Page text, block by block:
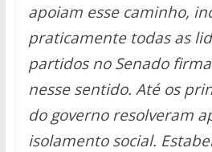
apoiam esse caminho,
praticamente todas as
partidos no Senado
nesse sentido. Até os
do governo resolveram
isolamento social.